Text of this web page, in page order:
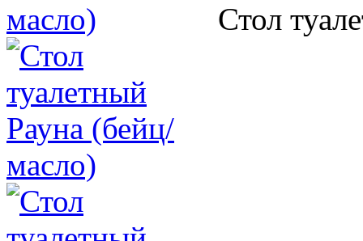
Стол